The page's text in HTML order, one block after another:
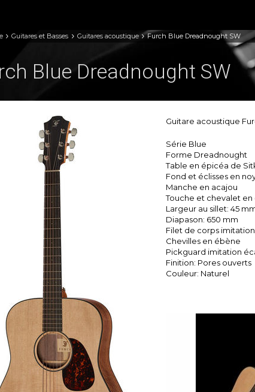
Guitares et Basses Guitares acoustique Furch Blue Dreadnought SW
Blue Dreadnought SW
Guitare acoustique
Série Blue
Forme Dreadnought
Table en épicéa de
Fond et éclisses en
Manche en acajou
Touche et chevalet
Largeur au sillet: 45
Diapason: 650 mm
Filet de corps
Chevilles en ébène
Pickguard imitation
Finition: Pores ouverts
Couleur: Naturel